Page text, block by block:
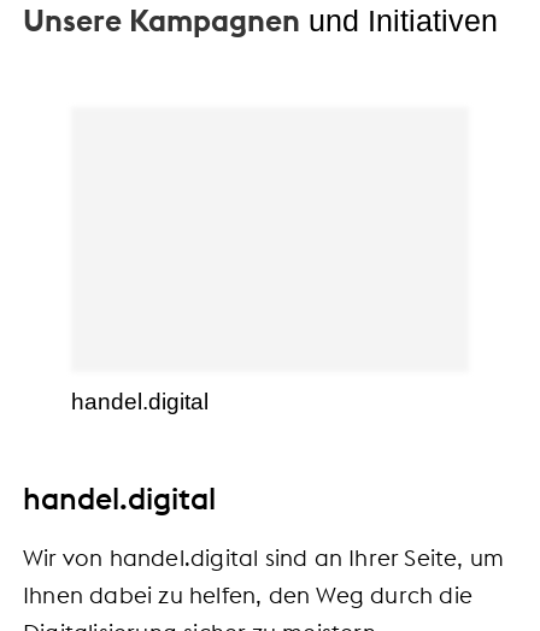
Unsere Kampagnen und Initiativen
handel.digital
handel.digital
Wir von handel.digital sind an Ihrer Seite, um
Ihnen dabei zu helfen, den Weg durch die